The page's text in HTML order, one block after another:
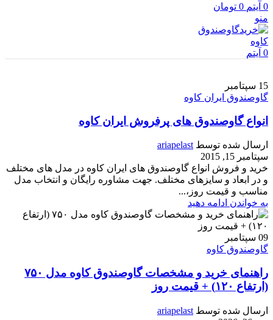
0 آیتم 0 تومان
منو
0 آیتم
15 سپتامبر
گاوصندوق ایران کاوه
انواع گاوصندوق های پرفروش ایران کاوه
ارسال شده توسط ariapelast
سپتامبر 15, 2015
خرید و فروش انواع گاوصندوق های ایران کاوه در مدل های مختلف
و در ابعاد و سایزهای مختلف. جهت مشاوره رایگان و انتخاب مدل
مناسب و قیمت روز،...
به خواندن ادامه دهید
09 سپتامبر
گاوصندوق کاوه
راهنمای خرید و مشخصات گاوصندوق کاوه مدل ۷۵۰
(ارتفاع ۱۲۰) + قیمت روز
ارسال شده توسط ariapelast